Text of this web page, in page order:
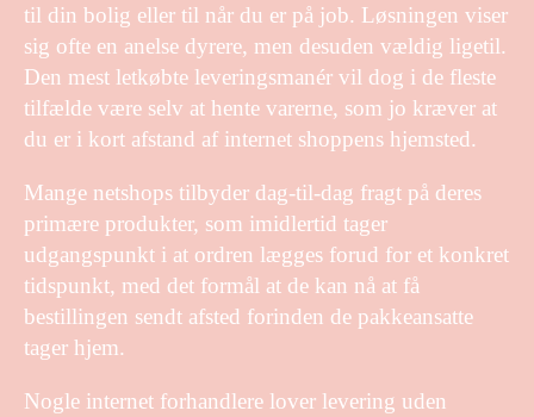
til din bolig eller til når du er på job. Løsningen viser
sig ofte en anelse dyrere, men desuden vældig ligetil.
Den mest letkøbte leveringsmanér vil dog i de fleste
tilfælde være selv at hente varerne, som jo kræver at
du er i kort afstand af internet shoppens hjemsted.
Mange netshops tilbyder dag-til-dag fragt på deres
primære produkter, som imidlertid tager
udgangspunkt i at ordren lægges forud for et konkret
tidspunkt, med det formål at de kan nå at få
bestillingen sendt afsted forinden de pakkeansatte
tager hjem.
Nogle internet forhandlere lover levering uden